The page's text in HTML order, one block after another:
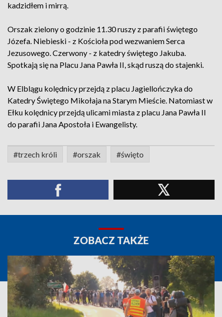
kadzidłem i mirrą.
Orszak zielony o godzinie 11.30 ruszy z parafii świętego
Józefa. Niebieski - z Kościoła pod wezwaniem Serca
Jezusowego. Czerwony - z katedry świętego Jakuba.
Spotkają się na Placu Jana Pawła II, skąd ruszą do stajenki.
W Elblągu kolędnicy przejdą z placu Jagiellończyka do
Katedry Świętego Mikołaja na Starym Mieście. Natomiast w
Ełku kolędnicy przejdą ulicami miasta z placu Jana Pawła II
do parafii Jana Apostoła i Ewangelisty.
#trzech króli #orszak #święto
ZOBACZ TAKŻE